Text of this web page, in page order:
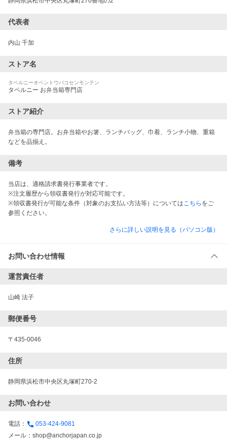
代表者
内山 千加
ストア名
タベルニーオベントウバコセンモンテン
タベルニー お弁当箱専門店
ストア紹介
弁当箱の専門店。お弁当箱やお箸、ランチバッグ、巾着、ランチ小物、重箱
などを品揃え。
備考
当店は、適格請求書発行事業者です。
※注文履歴から領収書発行が対応可能です。
※領収書発行が可能な条件（対象のお支払い方法等）については こちら をご
参照ください。
さらに詳しい説明を見る（パソコン版）
お問い合わせ情報
運営責任者
山崎 法子
郵便番号
〒435-0046
住所
静岡県浜松市中央区丸塚町270-2
お問い合わせ
電話：
053-424-9081
メール： shop@anchorjapan.co.jp